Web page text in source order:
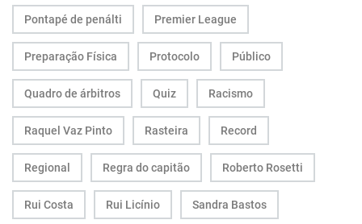
Pontapé de penálti Premier League
Preparação Física Protocolo Público
Quadro de árbitros Quiz Racismo
Raquel Vaz Pinto Rasteira Record
Regional Regra do capitão Roberto Rosetti
Rui Costa Rui Licínio Sandra Bastos